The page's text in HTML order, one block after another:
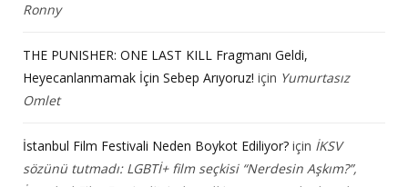
Ronny
THE PUNISHER: ONE LAST KILL Fragmanı Geldi,
Heyecanlanmamak İçin Sebep Arıyoruz! için Yumurtasız
Omlet
İstanbul Film Festivali Neden Boykot Ediliyor? için İKSV
sözünü tutmadı: LGBTİ+ film seçkisi “Nerdesin Aşkım?”,